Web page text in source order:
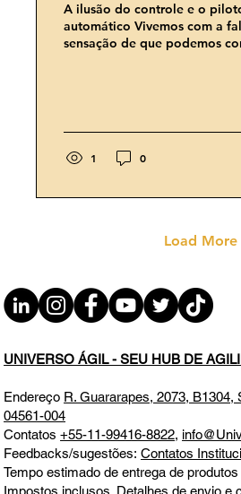
A ilusão do controle e o
automático Vivemos com a
sensação de que podemos
1 0
Load More
UNIVERSO ÁGIL - SEU HUB DE
Endereço R. Guararapes, 2073, B1304,
04561-004
Contatos+55-11-99416-8822,
Feedbacks/sugestões:Contatos
Tempo estimado de entrega de
Impostos inclusos. Detalhes de envio e